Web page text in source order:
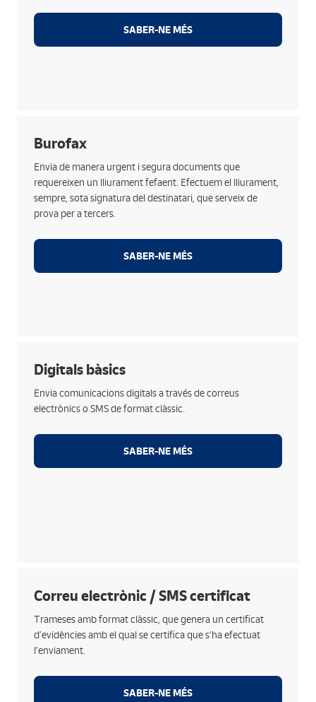
SABER-NE MÉS
comunicacions o evidències durant el temps que
Burofax
Envia de manera urgent i segura documents que
requereixen un lliurament fefaent. Efectuem el lliurament,
sempre, sota signatura del destinatari, que serveix de
prova per a tercers.
SABER-NE MÉS
Accés per a un administrador i diversos usuaris.
Visualització dels burofaxs enviats, amb l’estat de
lliurament i imatge de la Prova de lliurament
de crear-ne de noves.
Consulta de la traçabilitat dels burofaxs enviats.
Digitals bàsics
Envia comunicacions digitals a través de correus
electrònics o SMS de format clàssic.
SABER-NE MÉS
Programació de la freqüència d’enviament (a
l’instant, setmanal, mensual....).
contactes per personalitzar els missatges de text.
Desar plantilles de textos predefinits o crear
plantilles noves.
Correu electrònic / SMS certificat
Trameses amb format clàssic, que genera un certificat
d’evidències amb el qual se certifica que s’ha efectuat
l’enviament.
SABER-NE MÉS
Funcionalitats
Certificar els teus correus electrònics i SMS, i generar
una prova de lliurament amb les evidències de
l’enviament: informació del destinatari i el resultat de